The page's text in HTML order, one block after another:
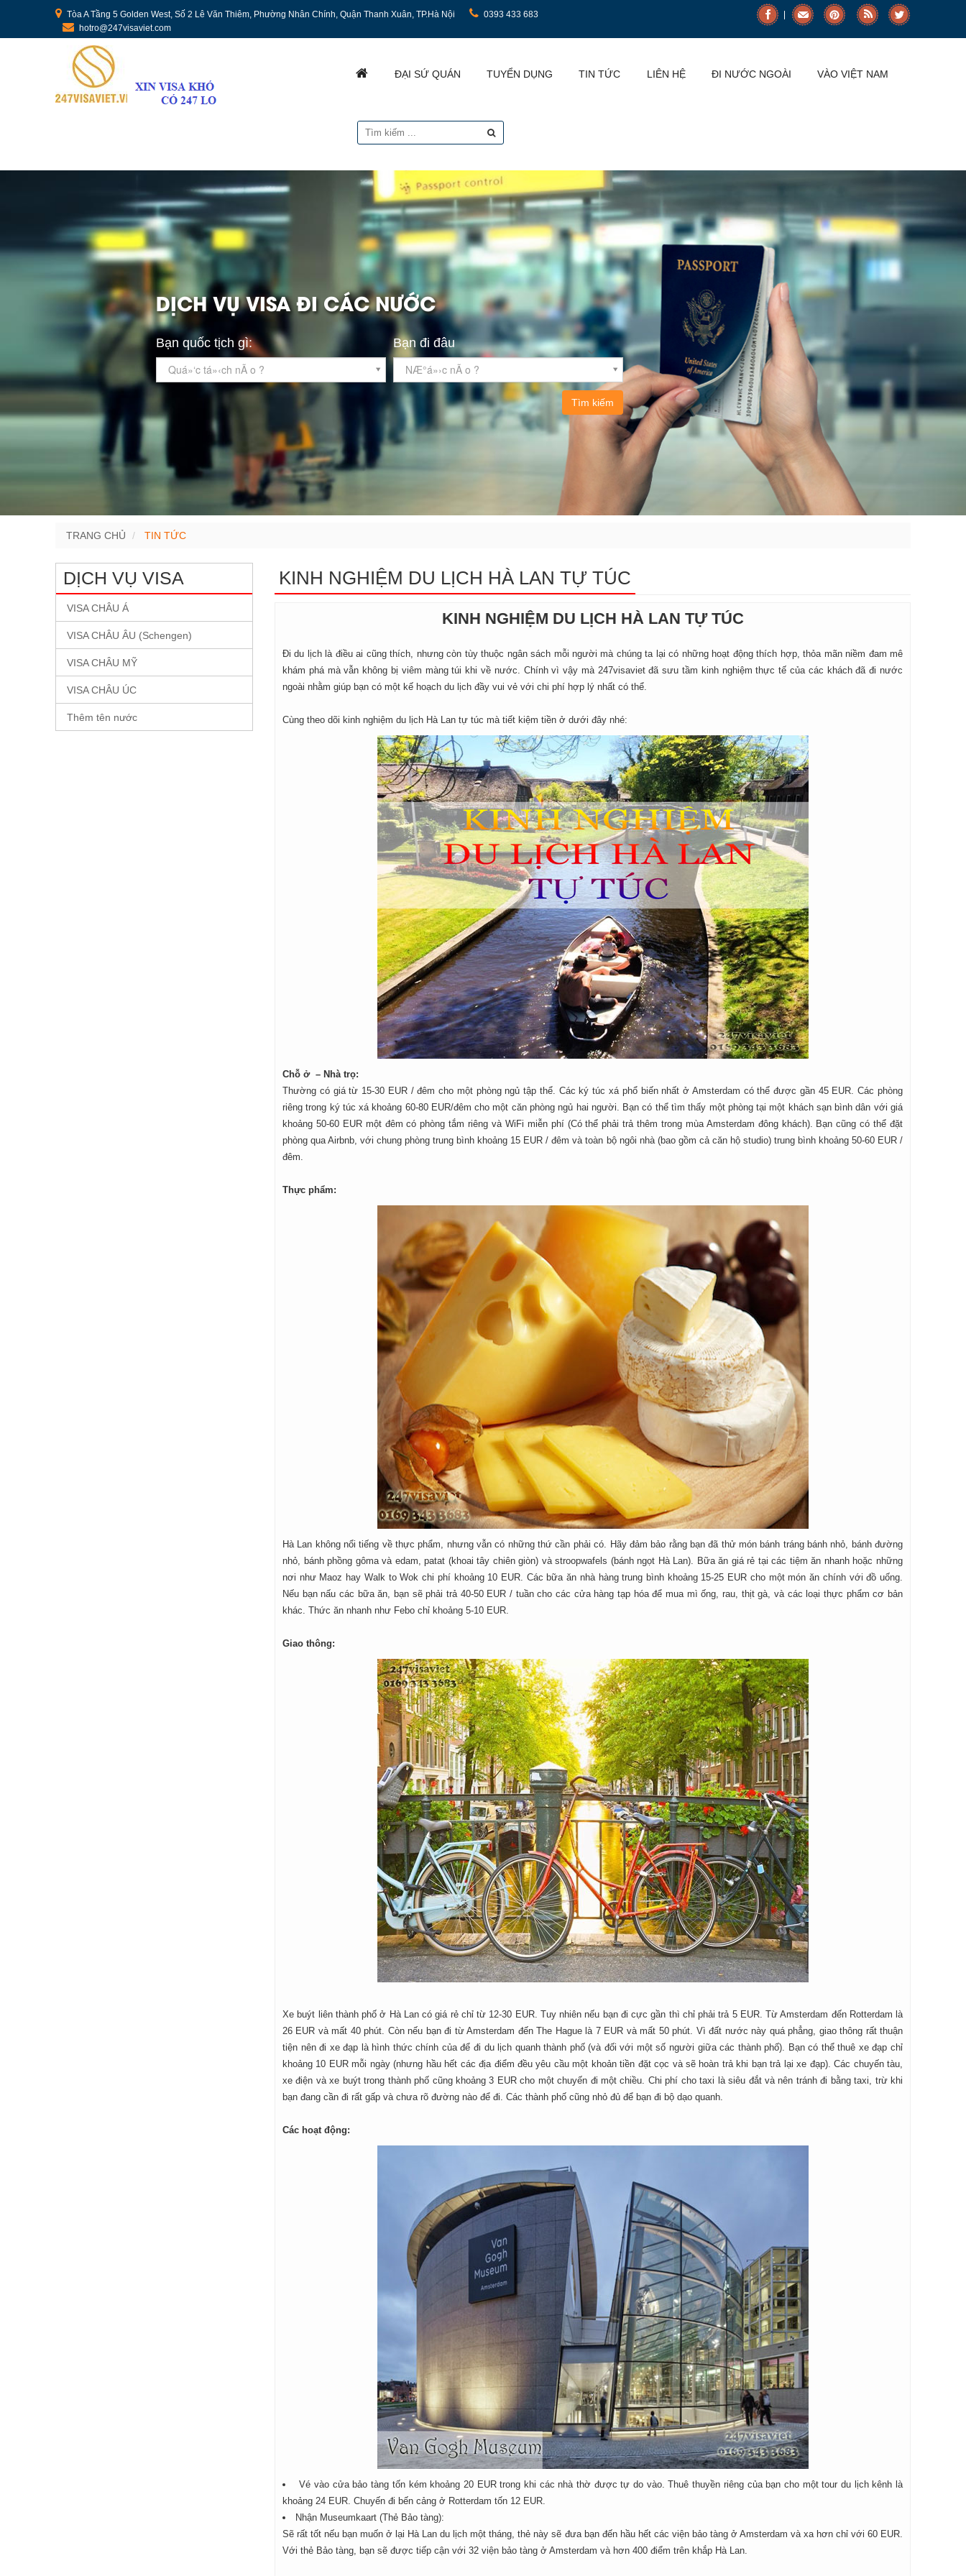
Tòa A Tầng 5 Golden West, Số 2 Lê Văn Thiêm, Phường Nhân Chính, Quận Thanh Xuân, TP.Hà Nội
0393 433 683
hotro@247visaviet.com
ĐẠI SỨ QUÁN TUYỂN DỤNG TIN TỨC LIÊN HỆ ĐI NƯỚC NGOÀI VÀO VIỆT NAM
DỊCH VỤ VISA ĐI CÁC NƯỚC
Bạn quốc tịch gì:
Quá»‘c tá»‹ch nÃ o ?
Bạn đi đâu
NÆ°á»›c nÃ o ?
Tìm kiếm
TRANG CHỦ TIN TỨC
DỊCH VỤ VISA
VISA CHÂU Á
VISA CHÂU ÂU (Schengen)
VISA CHÂU MỸ
VISA CHÂU ÚC
Thêm tên nước
KINH NGHIỆM DU LỊCH HÀ LAN TỰ TÚC
KINH NGHIỆM DU LỊCH HÀ LAN TỰ TÚC
Đi du lịch là điều ai cũng thích, nhưng còn tùy thuộc ngân sách mỗi người mà chúng ta lại có những hoạt động thích hợp, thỏa mãn niềm đam mê
khám phá mà vẫn không bị viêm màng túi khi về nước. Chính vì vậy mà 247visaviet đã sưu tầm kinh nghiệm thực tế của các khách đã đi nước
ngoài nhằm giúp bạn có một kế hoạch du lịch đầy vui vẻ với chi phí hợp lý nhất có thể.
Cùng theo dõi kinh nghiệm du lịch Hà Lan tự túc mà tiết kiệm tiền ở dưới đây nhé:
Chỗ ở – Nhà trọ:
Thường có giá từ 15-30 EUR / đêm cho một phòng ngủ tập thể. Các ký túc xá phổ biến nhất ở Amsterdam có thể được gần 45 EUR. Các phòng
riêng trong ký túc xá khoảng 60-80 EUR/đêm cho một căn phòng ngủ hai người. Bạn có thể tìm thấy một phòng tại một khách sạn bình dân với giá
khoảng 50-60 EUR một đêm có phòng tắm riêng và WiFi miễn phí (Có thể phải trả thêm trong mùa Amsterdam đông khách). Bạn cũng có thể đặt
phòng qua Airbnb, với chung phòng trung bình khoảng 15 EUR / đêm và toàn bộ ngôi nhà (bao gồm cả căn hộ studio) trung bình khoảng 50-60 EUR /
đêm.
Thực phẩm:
Hà Lan không nổi tiếng về thực phẩm, nhưng vẫn có những thứ cần phải có. Hãy đảm bảo rằng bạn đã thử món bánh tráng bánh nhỏ, bánh đường
nhỏ, bánh phồng gôma và edam, patat (khoai tây chiên giòn) và stroopwafels (bánh ngọt Hà Lan). Bữa ăn giá rẻ tại các tiệm ăn nhanh hoặc những
nơi như Maoz hay Walk to Wok chi phí khoảng 10 EUR. Các bữa ăn nhà hàng trung bình khoảng 15-25 EUR cho một món ăn chính với đồ uống.
Nếu bạn nấu các bữa ăn, bạn sẽ phải trả 40-50 EUR / tuần cho các cửa hàng tạp hóa để mua mì ống, rau, thịt gà, và các loại thực phẩm cơ bản
khác. Thức ăn nhanh như Febo chỉ khoảng 5-10 EUR.
Giao thông:
Xe buýt liên thành phố ở Hà Lan có giá rẻ chỉ từ 12-30 EUR. Tuy nhiên nếu bạn đi cực gần thì chỉ phải trả 5 EUR. Từ Amsterdam đến Rotterdam là
26 EUR và mất 40 phút. Còn nếu bạn đi từ Amsterdam đến The Hague là 7 EUR và mất 50 phút. Vì đất nước này quá phẳng, giao thông rất thuận
tiện nên đi xe đạp là hình thức chính của để đi du lịch quanh thành phố (và đối với một số người giữa các thành phố). Bạn có thể thuê xe đạp chỉ
khoảng 10 EUR mỗi ngày (nhưng hầu hết các địa điểm đều yêu cầu một khoản tiền đặt cọc và sẽ hoàn trả khi bạn trả lại xe đạp). Các chuyến tàu,
xe điện và xe buýt trong thành phố cũng khoảng 3 EUR cho một chuyến đi một chiều. Chi phí cho taxi là siêu đắt và nên tránh đi bằng taxi, trừ khi
bạn đang cần đi rất gấp và chưa rõ đường nào để đi. Các thành phố cũng nhỏ đủ để bạn đi bộ dạo quanh.
Các hoạt động:
Vé vào cửa bảo tàng tốn kém khoảng 20 EUR trong khi các nhà thờ được tự do vào. Thuê thuyền riêng của bạn cho một tour du lịch kênh là
khoảng 24 EUR. Chuyến đi bến cảng ở Rotterdam tốn 12 EUR.
Nhận Museumkaart (Thẻ Bảo tàng):
Sẽ rất tốt nếu bạn muốn ở lại Hà Lan du lịch một tháng, thẻ này sẽ đưa bạn đến hầu hết các viện bảo tàng ở Amsterdam và xa hơn chỉ với 60 EUR.
Với thẻ Bảo tàng, bạn sẽ được tiếp cận với 32 viện bảo tàng ở Amsterdam và hơn 400 điểm trên khắp Hà Lan.